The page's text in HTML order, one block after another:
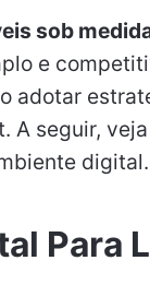
sob
e
adotar
A seguir,
digital.
Para